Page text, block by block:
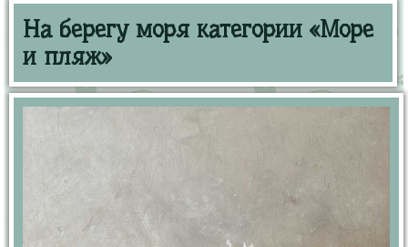
На берегу моря категории «Море
и пляж»